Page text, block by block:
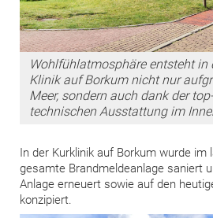
Wohlfühlatmosphäre entsteht in
Klinik auf Borkum nicht nur
Meer, sondern auch dank der
technischen Ausstattung im
In der Kurklinik auf Borkum wurde im
gesamte Brandmeldeanlage saniert
Anlage erneuert sowie auf den
konzipiert.